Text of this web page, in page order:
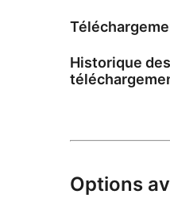
Historique des
Options